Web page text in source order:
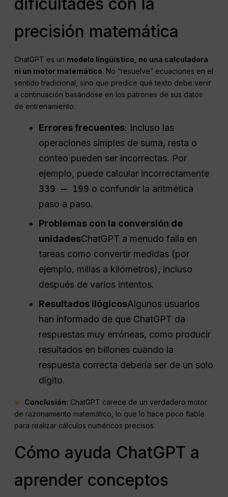
dificultades con la
precisión matemática
ChatGPT es un modelo lingüístico, no una calculadora
ni un motor matemático. No “resuelve” ecuaciones en el
sentido tradicional, sino que predice qué texto debe venir
a continuación basándose en los patrones de sus datos
de entrenamiento.
Errores frecuentes: Incluso las
operaciones simples de suma, resta o
conteo pueden ser incorrectas. Por
ejemplo, puede calcular incorrectamente
339 – 199 o confundir la aritmética
paso a paso.
Problemas con la conversión de
unidadesChatGPT a menudo falla en
tareas como convertir medidas (por
ejemplo, millas a kilómetros), incluso
después de varios intentos.
Resultados ilógicosAlgunos usuarios
han informado de que ChatGPT da
respuestas muy erróneas, como producir
resultados en billones cuando la
respuesta correcta debería ser de un solo
dígito.
Conclusión: ChatGPT carece de un verdadero motor
de razonamiento matemático, lo que lo hace poco fiable
para realizar cálculos numéricos precisos.
Cómo ayuda ChatGPT a
aprender conceptos